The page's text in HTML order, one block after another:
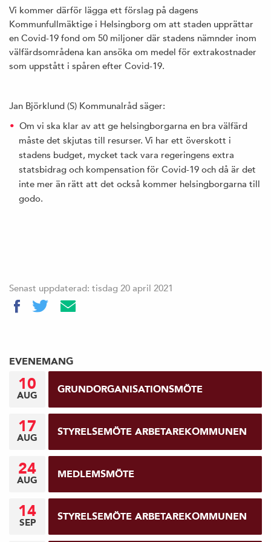
Vi kommer därför lägga ett förslag på dagens
Kommunfullmäktige i Helsingborg om att staden upprättar
en Covid-19 fond om 50 miljoner där stadens nämnder inom
välfärdsområdena kan ansöka om medel för extrakostnader
som uppstått i spåren efter Covid-19.
Jan Björklund (S) Kommunalråd säger:
Om vi ska klar av att ge helsingborgarna en bra välfärd
måste det skjutas till resurser. Vi har ett överskott i
stadens budget, mycket tack vara regeringens extra
statsbidrag och kompensation för Covid-19 och då är det
inte mer än rätt att det också kommer helsingborgarna till
godo.
Senast uppdaterad: tisdag 20 april 2021
EVENEMANG
10
AUG GRUNDORGANISATIONSMÖTE
17
AUG STYRELSEMÖTE ARBETAREKOMMUNEN
24
AUG MEDLEMSMÖTE
14
SEP STYRELSEMÖTE ARBETAREKOMMUNEN